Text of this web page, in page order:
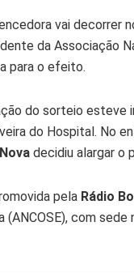
vai decorrer
da Associação
para o efeito.
do sorteio esteve
do Hospital. No
decidiu alargar o
pela Rádio
(ANCOSE), com